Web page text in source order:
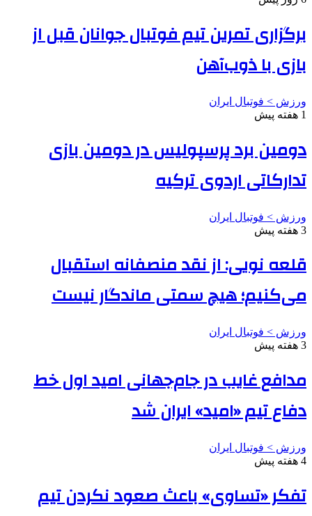
برگزاری تمرین تیم فوتبال جوانان قبل از
بازی با ذوب‌آهن
ورزش > فوتبال ایران
1 هفته پیش
دومین برد پرسپولیس در دومین بازی
تدارکاتی اردوی ترکیه
ورزش > فوتبال ایران
3 هفته پیش
قلعه نویی: از نقد منصفانه استقبال
می‌کنیم؛ هیچ سمتی ماندگار نیست
ورزش > فوتبال ایران
3 هفته پیش
مدافع غایب در جام‌جهانی امید اول خط
دفاع تیم «امید» ایران شد
ورزش > فوتبال ایران
4 هفته پیش
تفکر «تساوی» باعث صعود نکردن تیم